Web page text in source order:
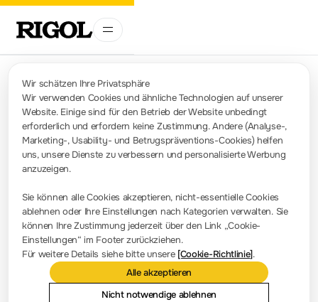
Wir schätzen Ihre Privatsphäre
Wir verwenden Cookies und ähnliche Technologien auf unserer
Website. Einige sind für den Betrieb der Website unbedingt
erforderlich und erfordern keine Zustimmung. Andere (Analyse-,
Marketing-, Usability- und Betrugspräventions-Cookies) helfen
uns, unsere Dienste zu verbessern und personalisierte Werbung
anzuzeigen.
Sie können alle Cookies akzeptieren, nicht-essentielle Cookies
ablehnen oder Ihre Einstellungen nach Kategorien verwalten. Sie
können Ihre Zustimmung jederzeit über den Link „Cookie-
Einstellungen“ im Footer zurückziehen.
Für weitere Details siehe bitte unsere [Cookie-Richtlinie].
Alle akzeptieren
Nicht notwendige ablehnen
Kontakt
info-europe@rigol.com ; service.eu@rigol.com
+49 (0)8105 - 27292-0
Firmennachrichten
Firmenvorstellung
Standort und Einrichtungen
Händlerabfrage